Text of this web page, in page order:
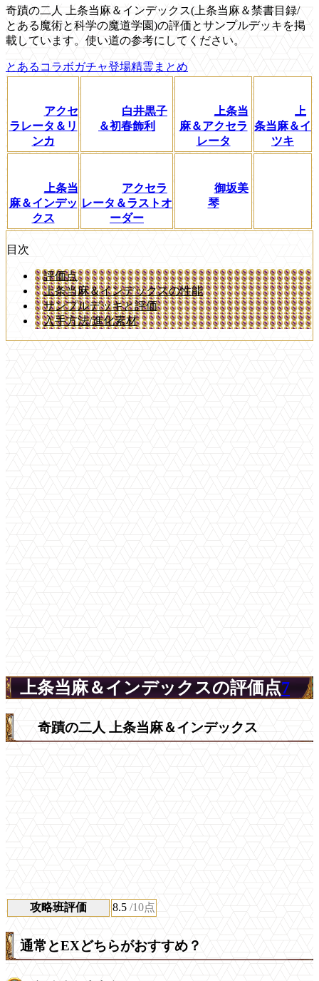
奇蹟の二人 上条当麻＆インデックス(上条当麻＆禁書目録/
とある魔術と科学の魔道学園)の評価とサンプルデッキを掲
載しています。使い道の参考にしてください。
とあるコラボガチャ登場精霊まとめ
アクセ
ラレータ＆リ
ンカ
白井黒子
＆初春飾利
上条当
麻＆アクセラ
レータ
上
条当麻＆イ
ツキ
上条当
麻＆インデッ
クス
アクセラ
レータ＆ラストオ
ーダー
御坂美
琴
目次
評価点
上条当麻＆インデックスの性能
サンプルデッキと評価
入手方法/進化素材
上条当麻＆インデックスの評価点7
奇蹟の二人 上条当麻＆インデックス
攻略班評価 8.5 /10点
通常とEXどちらがおすすめ？